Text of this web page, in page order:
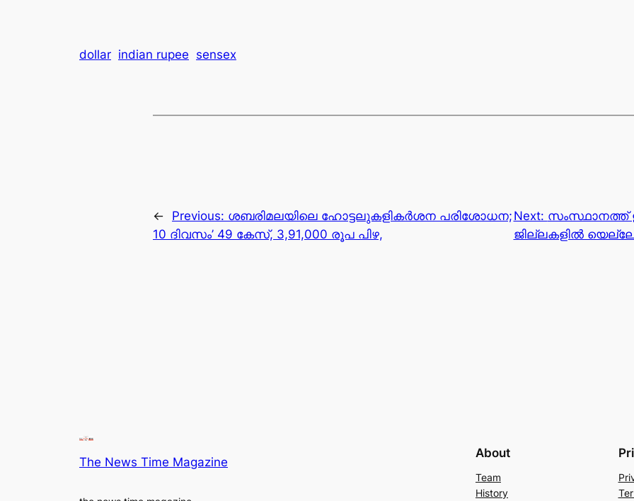
dollar indian rupee sensex
← Previous: ശബരിമലയിലെ ഹോട്ടലുകളികർശന പരിശോധന;
10 ദിവസം’ 49 കേസ്, 3,91,000 രൂപ പിഴ,
Next: സംസ്ഥാനത്ത്
ജില്ലകളിൽ
The News Time Magazine
About
Team
History